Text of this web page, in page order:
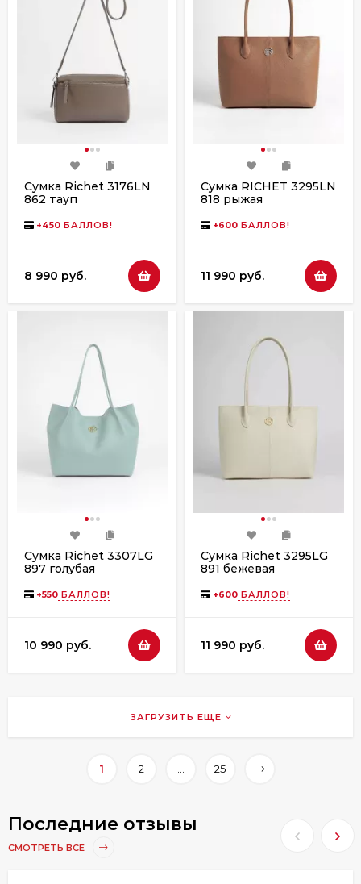
Сумка Richet 3176LN
862 тауп
+450 БАЛЛОВ!
8 990 руб.
Сумка RICHET 3295LN
818 рыжая
+600 БАЛЛОВ!
11 990 руб.
Сумка Richet 3307LG
897 голубая
+550 БАЛЛОВ!
10 990 руб.
Сумка Richet 3295LG
891 бежевая
+600 БАЛЛОВ!
11 990 руб.
ЗАГРУЗИТЬ ЕЩЕ
1 2 ... 25
Последние отзывы
СМОТРЕТЬ ВСЕ